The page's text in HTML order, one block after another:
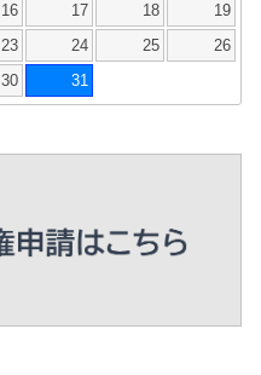
16 17 18 19
23 24 25 26
30 31